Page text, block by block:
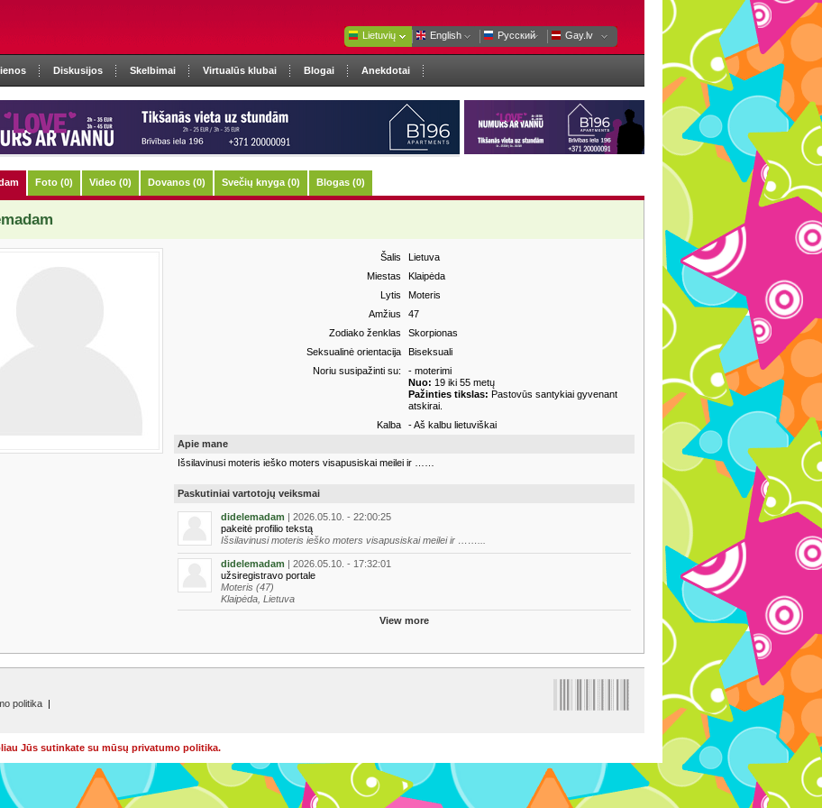
Lietuvių English Русский Gay.lv
Diskusijos Skelbimai Virtualūs klubai Blogai Anekdotai
Foto (0) Video (0) Dovanos (0) Svečių knyga (0) Blogas (0)
Šalis
Lietuva
Miestas
Klaipėda
Lytis
Moteris
Amžius
47
Zodiako ženklas
Skorpionas
Seksualinė orientacija
Biseksuali
Noriu susipažinti su:
- moterimi
Nuo: 19 iki 55 metų
Pažinties tikslas: Pastovūs santykiai gyvenant
atskirai.
Kalba
- Aš kalbu lietuviškai
Apie mane
Išsilavinusi moteris ieško moters visapusiskai meilei ir ……
Paskutiniai vartotojų veiksmai
didelemadam | 2026.05.10. - 22:00:25
pakeitė profilio tekstą
Išsilavinusi moteris ieško moters visapusiskai meilei ir ……...
didelemadam | 2026.05.10. - 17:32:01
užsiregistravo portale
Moteris (47)
Klaipėda, Lietuva
View more
politika |
Jūs sutinkate su mūsų privatumo politika.